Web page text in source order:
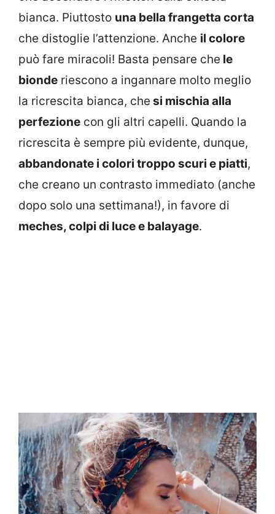
bianca. Piuttosto una bella frangetta corta
che distoglie l’attenzione. Anche il colore
può fare miracoli! Basta pensare che le
bionde riescono a ingannare molto meglio
la ricrescita bianca, che si mischia alla
perfezione con gli altri capelli. Quando la
ricrescita è sempre più evidente, dunque,
abbandonate i colori troppo scuri e piatti,
che creano un contrasto immediato (anche
dopo solo una settimana!), in favore di
meches, colpi di luce e balayage.